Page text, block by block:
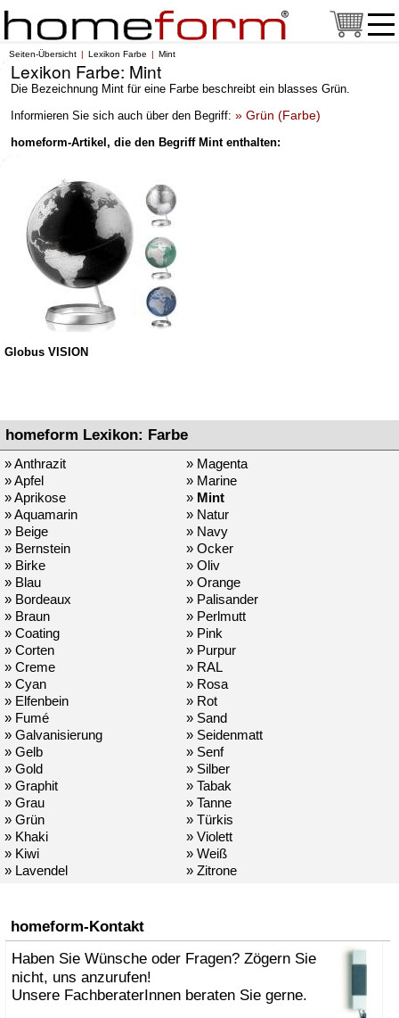
Seiten-Übersicht Lexikon Farbe Mint
Lexikon Farbe: Mint
Die Bezeichnung Mint für eine Farbe beschreibt ein blasses Grün.
Informieren Sie sich auch über den Begriff: » Grün (Farbe)
homeform-Artikel, die den Begriff Mint enthalten:
Globus VISION
homeform Lexikon: Farbe
» Anthrazit
» Apfel
» Aprikose
» Aquamarin
» Beige
» Bernstein
» Birke
» Blau
» Bordeaux
» Braun
» Coating
» Corten
» Creme
» Cyan
» Elfenbein
» Fumé
» Galvanisierung
» Gelb
» Gold
» Graphit
» Grau
» Grün
» Khaki
» Kiwi
» Lavendel
» Magenta
» Marine
» Mint
» Natur
» Navy
» Ocker
» Oliv
» Orange
» Palisander
» Perlmutt
» Pink
» Purpur
» RAL
» Rosa
» Rot
» Sand
» Seidenmatt
» Senf
» Silber
» Tabak
» Tanne
» Türkis
» Violett
» Weiß
» Zitrone
homeform-Kontakt
Haben Sie Wünsche oder Fragen? Zögern Sie
nicht, uns anzurufen!
Unsere FachberaterInnen beraten Sie gerne.